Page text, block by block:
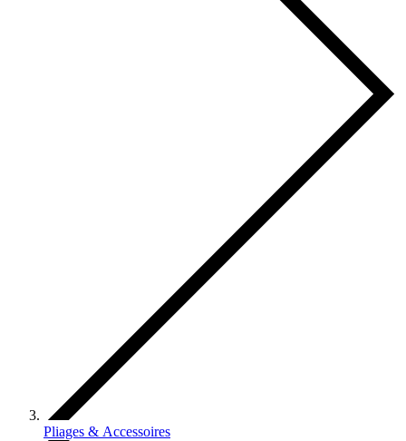
Pliages & Accessoires